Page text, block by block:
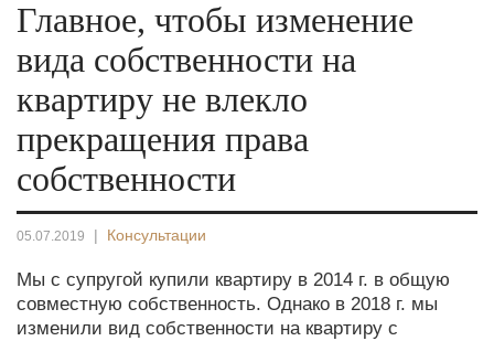
Главное, чтобы изменение
вида собственности на
квартиру не влекло
прекращения права
собственности
05.07.2019 | Консультации
Мы с супругой купили квартиру в 2014 г. в общую
совместную собственность. Однако в 2018 г. мы
изменили вид собственности на квартиру с